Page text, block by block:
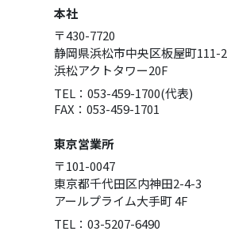
本社
〒430-7720
静岡県浜松市中央区板屋町111-2
浜松アクトタワー20F
TEL：053-459-1700(代表)
FAX：053-459-1701
東京営業所
〒101-0047
東京都千代田区内神田2-4-3
アールプライム大手町 4F
TEL：03-5207-6490